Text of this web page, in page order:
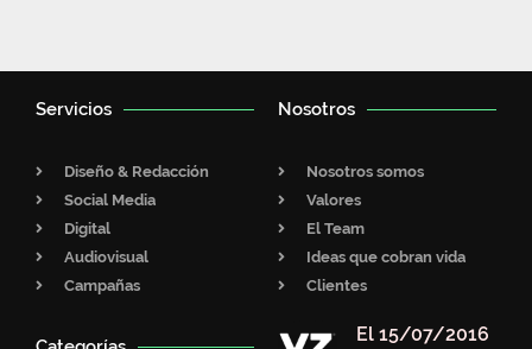
Servicios
Diseño & Redacción
Social Media
Digital
Audiovisual
Campañas
Nosotros
Nosotros somos
Valores
El Team
Ideas que cobran vida
Clientes
El 15/07/2016